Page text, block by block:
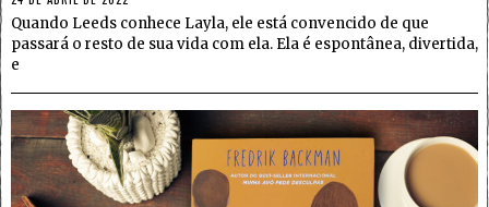
Quando Leeds conhece Layla, ele está convencido de que
passará o resto de sua vida com ela. Ela é espontânea, divertida,
e